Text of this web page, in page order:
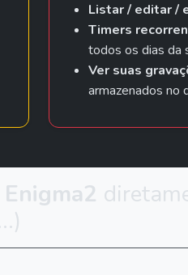
Listar / editar /
Timers
todos os dias da
Ver suas
armazenados no
Enigma2